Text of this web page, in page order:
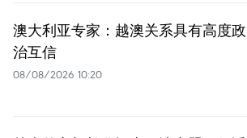
澳大利亚专家：越澳关系具有高度政
治互信
08/08/2026 10:20